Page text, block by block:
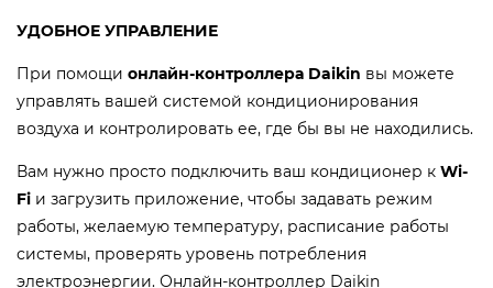
УДОБНОЕ УПРАВЛЕНИЕ
При помощи онлайн-контроллера Daikin вы можете
управлять вашей системой кондиционирования
воздуха и контролировать ее, где бы вы не находились.
Вам нужно просто подключить ваш кондиционер к Wi-
Fi и загрузить приложение, чтобы задавать режим
работы, желаемую температуру, расписание работы
системы, проверять уровень потребления
электроэнергии. Онлайн-контроллер Daikin